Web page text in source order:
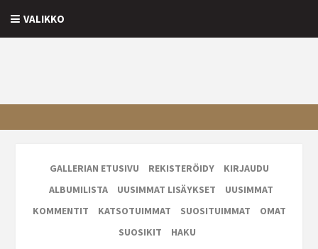
VALIKKO
GALLERIAN ETUSIVU REKISTERÖIDY
KIRJAUDU
ALBUMILISTA
UUSIMMAT LISÄYKSET
UUSIMMAT
KOMMENTIT
KATSOTUIMMAT SUOSITUIMMAT
OMAT
SUOSIKIT
HAKU